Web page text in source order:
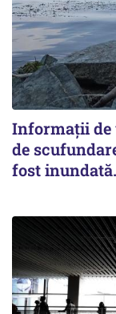
Informații de
de
fost